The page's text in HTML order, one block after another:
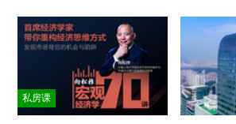
私房课